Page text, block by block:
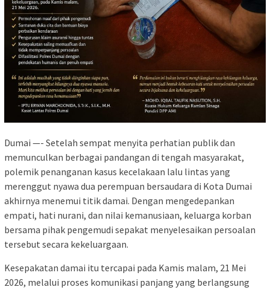
Dumai —- Setelah sempat menyita perhatian publik dan
memunculkan berbagai pandangan di tengah masyarakat,
polemik penanganan kasus kecelakaan lalu lintas yang
merenggut nyawa dua perempuan bersaudara di Kota Dumai
akhirnya menemui titik damai. Dengan mengedepankan
empati, hati nurani, dan nilai kemanusiaan, keluarga korban
bersama pihak pengemudi sepakat menyelesaikan persoalan
tersebut secara kekeluargaan.
Kesepakatan damai itu tercapai pada Kamis malam, 21 Mei
2026, melalui proses komunikasi panjang yang berlangsung